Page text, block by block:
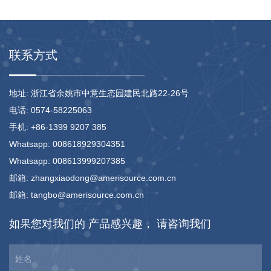
联系方式
地址: 浙江省余姚市中意生态园建民北路22-26号
电话: 0574-58225063
手机: +86-1399 9207 385
Whatsapp: 008618929304351
Whatsapp: 008613999207385
邮箱: zhangxiaodong@amerisource.com.cn
邮箱: tangbo@amerisource.com.cn
如果您对我们的 产品感兴趣， 请咨询我们